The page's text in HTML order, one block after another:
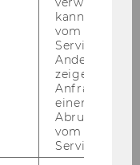
kann, um
vom AMP-
Service
Andere
zeigen Opt-
Anfrage im
einen Fehler
Abrufen
vom AMP
Service an.